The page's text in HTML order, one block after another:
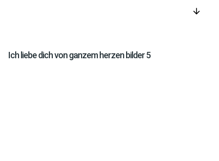
arrow_downward
Ich liebe dich von ganzem herzen bilder 5